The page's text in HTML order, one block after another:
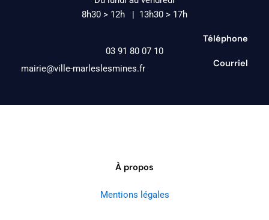
8h30 > 12h | 13h30 > 17h
Téléphone
03 91 80 07 10
Courriel
mairie@ville-marleslesmines.fr
À propos
Mentions légales